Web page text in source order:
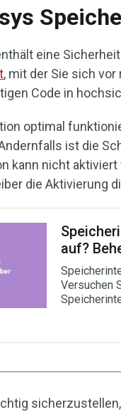
eine
, mit der Sie sich
Code in
optimal
ist die
kann nicht
die Aktivierung
auf?
Versuchen